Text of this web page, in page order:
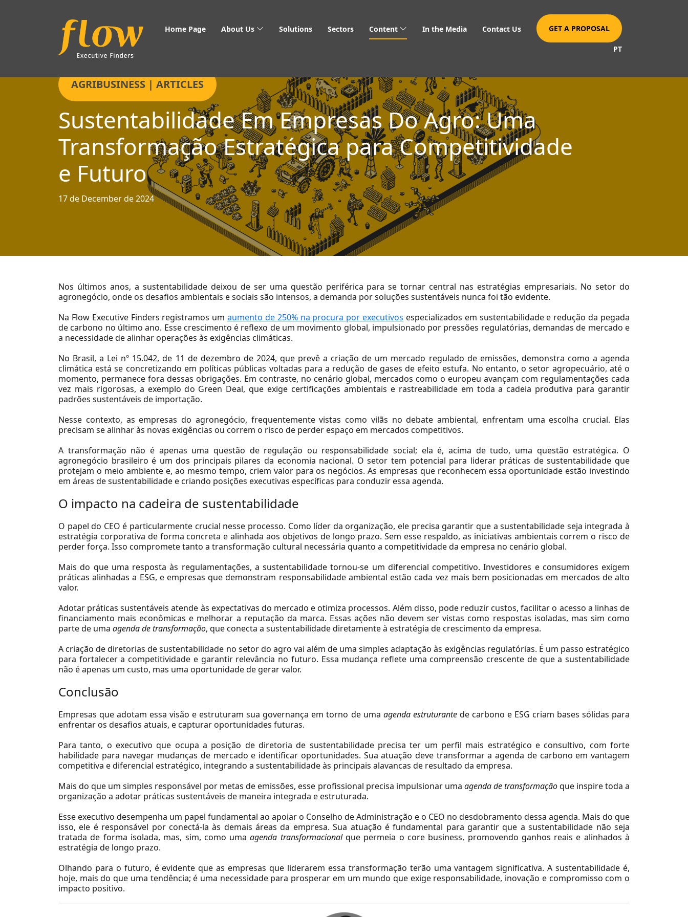
Home Page About Us Solutions Sectors Content In the Media Contact Us GET A PROPOSAL
PT
About Us
About Flow
Our Causes
Work With Us
Solutions
Agribusiness
Education
Logistics & Transportation
Mining & Steel Industry
Private Equity & Venture Capital
Real Estate
Healthcare
Insurance
Financial Services
Telecom, Media & Technology
Ver Todos
Content
Telecom, Media & Technology
Insurance
Healthcare
Mining & Steel Industry
In the Media
AGRIBUSINESS | ARTICLES
Sustentabilidade Em Empresas Do Agro: Uma
Transformação Estratégica para Competitividade
e Futuro
17 de December de 2024
Nos últimos anos, a sustentabilidade deixou de ser uma questão periférica para se tornar central nas estratégias empresariais. No setor do
agronegócio, onde os desafios ambientais e sociais são intensos, a demanda por soluções sustentáveis nunca foi tão evidente.
Na Flow Executive Finders registramos umaumento de 250% na procura por executivos especializados em sustentabilidade e redução da pegada
de carbono no último ano. Esse crescimento é reflexo de um movimento global, impulsionado por pressões regulatórias, demandas de mercado e
a necessidade de alinhar operações às exigências climáticas.
No Brasil, a Lei nº 15.042, de 11 de dezembro de 2024, que prevê a criação de um mercado regulado de emissões, demonstra como a agenda
climática está se concretizando em políticas públicas voltadas para a redução de gases de efeito estufa. No entanto, o setor agropecuário, até o
momento, permanece fora dessas obrigações. Em contraste, no cenário global, mercados como o europeu avançam com regulamentações cada
vez mais rigorosas, a exemplo do Green Deal, que exige certificações ambientais e rastreabilidade em toda a cadeia produtiva para garantir
padrões sustentáveis de importação.
Nesse contexto, as empresas do agronegócio, frequentemente vistas como vilãs no debate ambiental, enfrentam uma escolha crucial. Elas
precisam se alinhar às novas exigências ou correm o risco de perder espaço em mercados competitivos.
A transformação não é apenas uma questão de regulação ou responsabilidade social; ela é, acima de tudo, uma questão estratégica. O
agronegócio brasileiro é um dos principais pilares da economia nacional. O setor tem potencial para liderar práticas de sustentabilidade que
protejam o meio ambiente e, ao mesmo tempo, criem valor para os negócios. As empresas que reconhecem essa oportunidade estão investindo
em áreas de sustentabilidade e criando posições executivas específicas para conduzir essa agenda.
O impacto na cadeira de sustentabilidade
O papel do CEO é particularmente crucial nesse processo. Como líder da organização, ele precisa garantir que a sustentabilidade seja integrada à
estratégia corporativa de forma concreta e alinhada aos objetivos de longo prazo. Sem esse respaldo, as iniciativas ambientais correm o risco de
perder força. Isso compromete tanto a transformação cultural necessária quanto a competitividade da empresa no cenário global.
Mais do que uma resposta às regulamentações, a sustentabilidade tornou-se um diferencial competitivo. Investidores e consumidores exigem
práticas alinhadas a ESG, e empresas que demonstram responsabilidade ambiental estão cada vez mais bem posicionadas em mercados de alto
valor.
Adotar práticas sustentáveis atende às expectativas do mercado e otimiza processos. Além disso, pode reduzir custos, facilitar o acesso a linhas de
financiamento mais econômicas e melhorar a reputação da marca. Essas ações não devem ser vistas como respostas isoladas, mas sim como
parte de uma agenda de transformação, que conecta a sustentabilidade diretamente à estratégia de crescimento da empresa.
A criação de diretorias de sustentabilidade no setor do agro vai além de uma simples adaptação às exigências regulatórias. É um passo estratégico
para fortalecer a competitividade e garantir relevância no futuro. Essa mudança reflete uma compreensão crescente de que a sustentabilidade
não é apenas um custo, mas uma oportunidade de gerar valor.
Conclusão
Empresas que adotam essa visão e estruturam sua governança em torno de uma agenda estruturantede carbono e ESG criam bases sólidas para
enfrentar os desafios atuais, e capturar oportunidades futuras.
Para tanto, o executivo que ocupa a posição de diretoria de sustentabilidade precisa ter um perfil mais estratégico e consultivo, com forte
habilidade para navegar mudanças de mercado e identificar oportunidades. Sua atuação deve transformar a agenda de carbono em vantagem
competitiva e diferencial estratégico, integrando a sustentabilidade às principais alavancas de resultado da empresa.
Mais do que um simples responsável por metas de emissões, esse profissional precisa impulsionar uma agenda de transformaçãoque inspire toda a
organização a adotar práticas sustentáveis de maneira integrada e estruturada.
Esse executivo desempenha um papel fundamental ao apoiar o Conselho de Administração e o CEO no desdobramento dessa agenda. Mais do que
isso, ele é responsável por conectá-la às demais áreas da empresa. Sua atuação é fundamental para garantir que a sustentabilidade não seja
tratada de forma isolada, mas, sim, como umaagenda transformacionalque permeia o core business, promovendo ganhos reais e alinhados à
estratégia de longo prazo.
Olhando para o futuro, é evidente que as empresas que liderarem essa transformação terão uma vantagem significativa. A sustentabilidade é,
hoje, mais do que uma tendência; é uma necessidade para prosperar em um mundo que exige responsabilidade, inovação e compromisso com o
impacto positivo.